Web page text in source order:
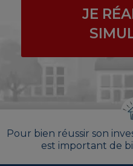
JE
Pour bien réussir son
est important de